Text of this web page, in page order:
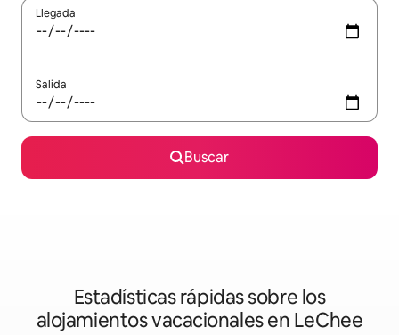
Llegada
Salida
Buscar
Estadísticas rápidas sobre los
alojamientos vacacionales en LeChee